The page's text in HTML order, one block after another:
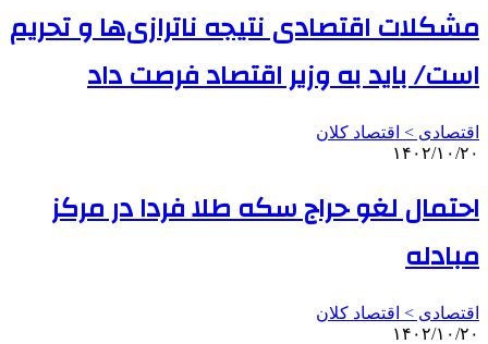
مشکلات اقتصادی نتیجه ناترازی‌ها و تحریم
است/ باید به وزیر اقتصاد فرصت داد
اقتصادی > اقتصاد کلان
۱۴۰۲/۱۰/۲۰
احتمال لغو حراج سکه طلا فردا در مرکز
مبادله
اقتصادی > اقتصاد کلان
۱۴۰۲/۱۰/۲۰